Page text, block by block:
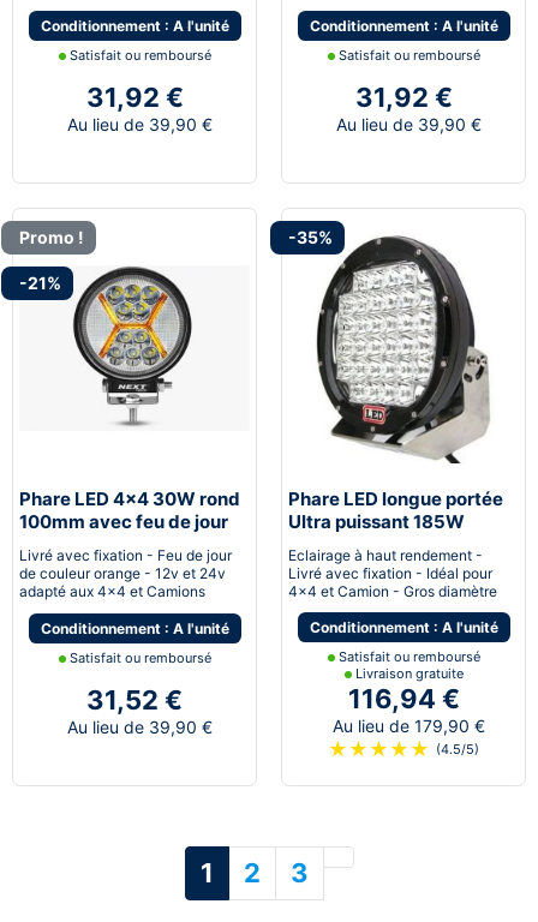
Conditionnement : A l'unité
Satisfait ou remboursé
31,92 €
Au lieu de 39,90 €
Conditionnement : A l'unité
Satisfait ou remboursé
31,92 €
Au lieu de 39,90 €
Promo !
-21%
Phare LED 4x4 30W rond
100mm avec feu de jour
DRL
Livré avec fixation - Feu de jour
de couleur orange - 12v et 24v
adapté aux 4x4 et Camions
Conditionnement : A l'unité
Satisfait ou remboursé
31,52 €
Au lieu de 39,90 €
-35%
Phare LED longue portée
Ultra puissant 185W
230mm
Eclairage à haut rendement -
Livré avec fixation - Idéal pour
4x4 et Camion - Gros diamètre
Conditionnement : A l'unité
Satisfait ou remboursé
Livraison gratuite
116,94 €
Au lieu de 179,90 €
★ ★ ★ ★ ★ (4.5/5)
1 2 3 Suivant